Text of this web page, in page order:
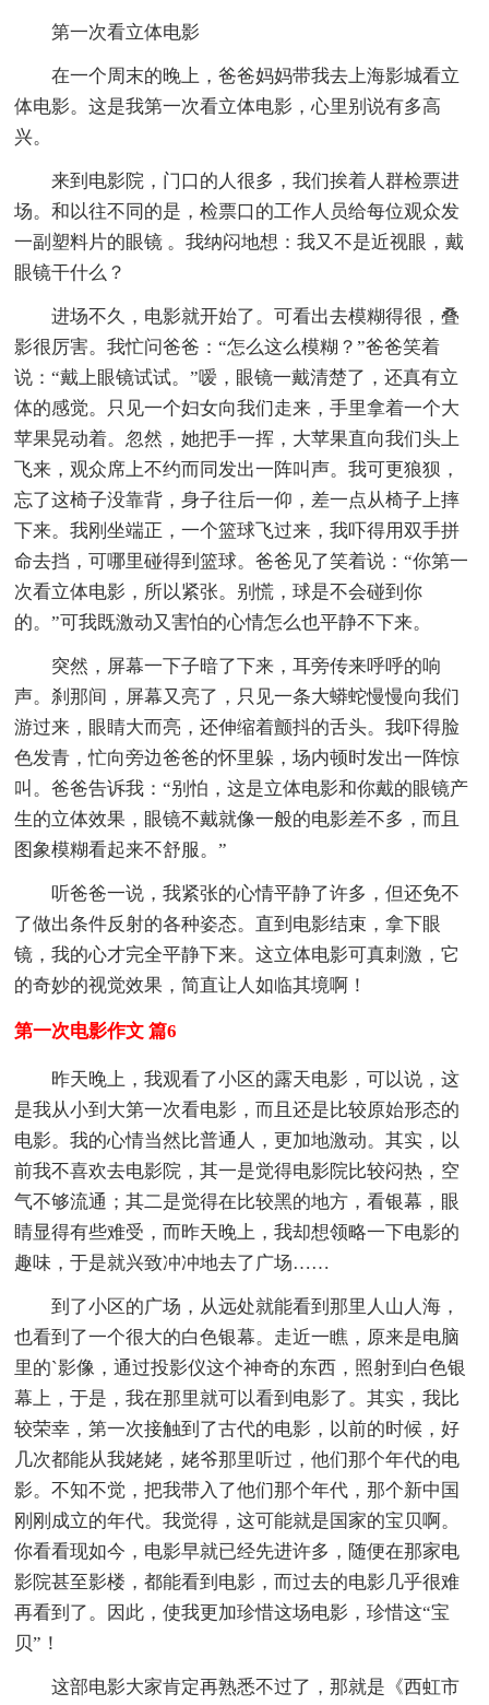
第一次看立体电影
在一个周末的晚上，爸爸妈妈带我去上海影城看立
体电影。这是我第一次看立体电影，心里别说有多高
兴。
来到电影院，门口的人很多，我们挨着人群检票进
场。和以往不同的是，检票口的工作人员给每位观众发
一副塑料片的眼镜 。我纳闷地想：我又不是近视眼，戴
眼镜干什么？
进场不久，电影就开始了。可看出去模糊得很，叠
影很厉害。我忙问爸爸：“怎么这么模糊？”爸爸笑着
说：“戴上眼镜试试。”嗳，眼镜一戴清楚了，还真有立
体的感觉。只见一个妇女向我们走来，手里拿着一个大
苹果晃动着。忽然，她把手一挥，大苹果直向我们头上
飞来，观众席上不约而同发出一阵叫声。我可更狼狈，
忘了这椅子没靠背，身子往后一仰，差一点从椅子上摔
下来。我刚坐端正，一个篮球飞过来，我吓得用双手拼
命去挡，可哪里碰得到篮球。爸爸见了笑着说：“你第一
次看立体电影，所以紧张。别慌，球是不会碰到你
的。”可我既激动又害怕的心情怎么也平静不下来。
突然，屏幕一下子暗了下来，耳旁传来呼呼的响
声。刹那间，屏幕又亮了，只见一条大蟒蛇慢慢向我们
游过来，眼睛大而亮，还伸缩着颤抖的舌头。我吓得脸
色发青，忙向旁边爸爸的怀里躲，场内顿时发出一阵惊
叫。爸爸告诉我：“别怕，这是立体电影和你戴的眼镜产
生的立体效果，眼镜不戴就像一般的电影差不多，而且
图象模糊看起来不舒服。”
听爸爸一说，我紧张的心情平静了许多，但还免不
了做出条件反射的各种姿态。直到电影结束，拿下眼
镜，我的心才完全平静下来。这立体电影可真刺激，它
的奇妙的视觉效果，简直让人如临其境啊！
第一次电影作文 篇6
昨天晚上，我观看了小区的露天电影，可以说，这
是我从小到大第一次看电影，而且还是比较原始形态的
电影。我的心情当然比普通人，更加地激动。其实，以
前我不喜欢去电影院，其一是觉得电影院比较闷热，空
气不够流通；其二是觉得在比较黑的地方，看银幕，眼
睛显得有些难受，而昨天晚上，我却想领略一下电影的
趣味，于是就兴致冲冲地去了广场……
到了小区的广场，从远处就能看到那里人山人海，
也看到了一个很大的白色银幕。走近一瞧，原来是电脑
里的`影像，通过投影仪这个神奇的东西，照射到白色银
幕上，于是，我在那里就可以看到电影了。其实，我比
较荣幸，第一次接触到了古代的电影，以前的时候，好
几次都能从我姥姥，姥爷那里听过，他们那个年代的电
影。不知不觉，把我带入了他们那个年代，那个新中国
刚刚成立的年代。我觉得，这可能就是国家的宝贝啊。
你看看现如今，电影早就已经先进许多，随便在那家电
影院甚至影楼，都能看到电影，而过去的电影几乎很难
再看到了。因此，使我更加珍惜这场电影，珍惜这“宝
贝”！
这部电影大家肯定再熟悉不过了，那就是《西虹市